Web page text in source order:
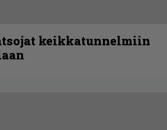
keikkatunnelmiin